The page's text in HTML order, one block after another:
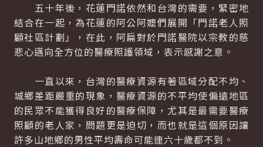
五十年後，花蓮門諾依然和台灣的需要，緊密地
結合在一起，為花蓮的阿公阿嬤們展開「門諾老人照
顧社區計劃」，在此，阿扁對於門諾醫院以宗教的慈
悲心邁向全方位的醫療照護領域，表示感謝之意。
一直以來，台灣的醫療資源有著區域分配不均、
城鄉差距嚴重的現象，醫療資源的不平均使偏遠地區
的民眾不能獲得良好的醫療保障，尤其是最需要醫療
照顧的老人家，問題更是迫切，而也就是這個原因讓
許多山地鄉的男性平均壽命可能連六十歲都不到。